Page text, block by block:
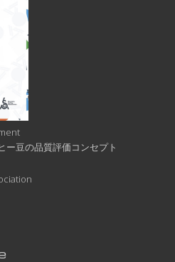
ー豆の品質評価コンセプト